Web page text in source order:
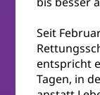
Seit
entspricht
Tagen, in